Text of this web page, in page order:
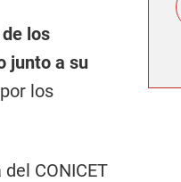
los
junto a su
los
CONICET